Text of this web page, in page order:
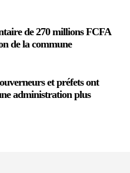
de 270 millions FCFA
de la commune
et préfets ont
administration plus